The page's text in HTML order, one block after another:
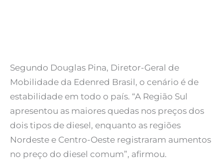
Segundo Douglas Pina, Diretor-Geral de
Mobilidade da Edenred Brasil, o cenário é de
estabilidade em todo o país. “A Região Sul
apresentou as maiores quedas nos preços dos
dois tipos de diesel, enquanto as regiões
Nordeste e Centro-Oeste registraram aumentos
no preço do diesel comum”, afirmou.